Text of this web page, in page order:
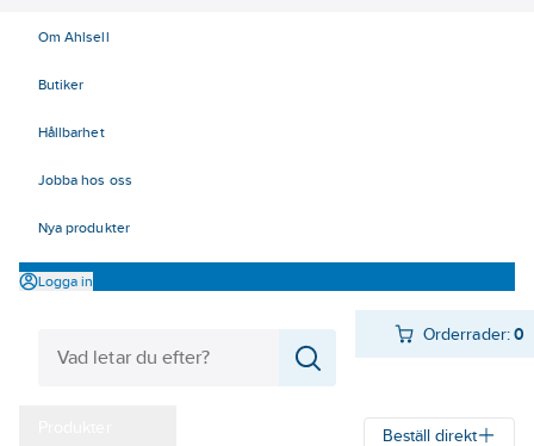
Om Ahlsell
Butiker
Hållbarhet
Jobba hos oss
Nya produkter
Logga in
Orderrader:0
Beställ direkt